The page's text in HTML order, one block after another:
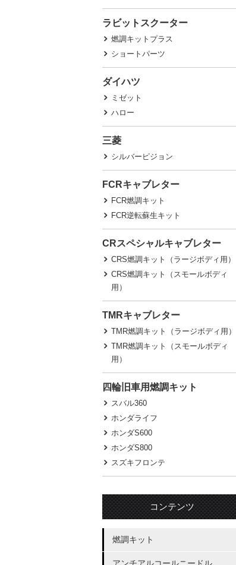
ラビットスクーター
燃調キットプラス
ショートパーツ
ダイハツ
ミゼット
ハロー
三菱
シルバーピジョン
FCRキャブレター
FCR燃調キット
FCR逆転蘇生キット
CRスペシャルキャブレター
CRS燃調キット（ラージボディ用）
CRS燃調キット（スモールボディ
用）
TMRキャブレター
TMR燃調キット（ラージボディ用）
TMR燃調キット（スモールボディ
用）
四輪旧車用燃調キット
スバル360
ホンダライフ
ホンダS600
ホンダS800
スズキフロンテ
コンテンツ
燃調キット